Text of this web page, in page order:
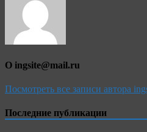
О ingsite@mail.ru
Посмотреть все записи автора
Последние публикации